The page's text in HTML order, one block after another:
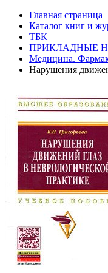
Главная страница
Каталог книг и
ТБК
ПРИКЛАДНЫЕ
Медицина.
Нарушения